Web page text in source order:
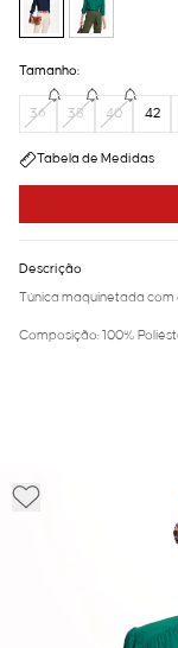
Tamanho:
36 38 40 42
Tabela de Medidas
Descrição
Túnica maquinetada com
Composição: 100%